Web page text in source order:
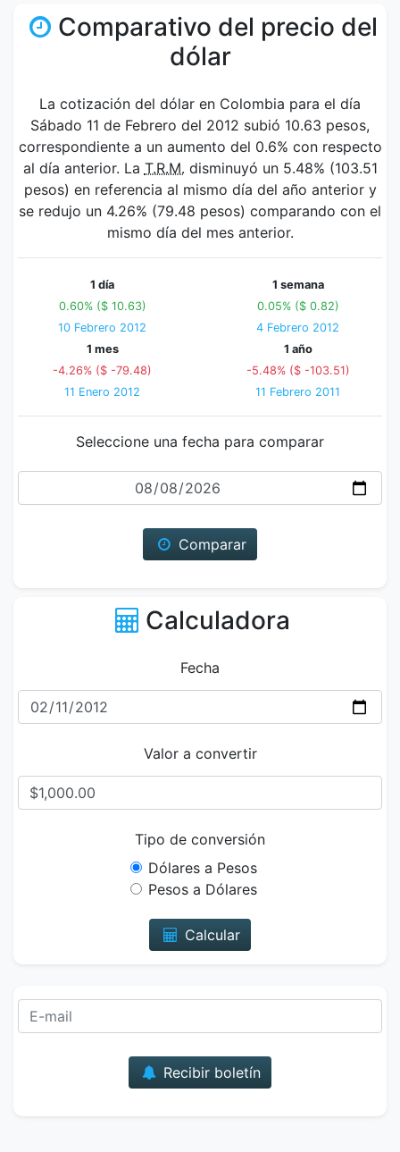
Comparativo del precio del
dólar
La cotización del dólar en Colombia para el día
Sábado 11 de Febrero del 2012 subió 10.63 pesos,
correspondiente a un aumento del 0.6% con respecto
al día anterior. La T.R.M. disminuyó un 5.48% (103.51
pesos) en referencia al mismo día del año anterior y
se redujo un 4.26% (79.48 pesos) comparando con el
mismo día del mes anterior.
1 día
0.60% ($ 10.63)
10 Febrero 2012
1 semana
0.05% ($ 0.82)
4 Febrero 2012
1 mes
-4.26% ($ -79.48)
11 Enero 2012
1 año
-5.48% ($ -103.51)
11 Febrero 2011
Seleccione una fecha para comparar
Fecha
Comparar
Calculadora
Fecha
Valor a convertir
Tipo de conversión
Dólares a Pesos
Pesos a Dólares
Calcular
Recibir boletín